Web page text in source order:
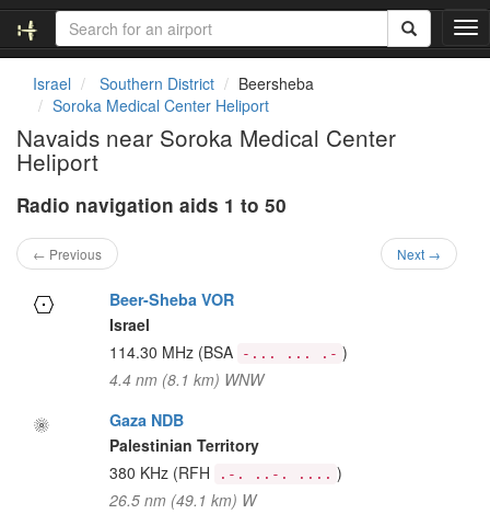
T
o
Israel Southern District
Beersheba
Soroka Medical Center Heliport
Navaids near Soroka Medical Center
Heliport
Radio navigation aids 1 to 50
← Previous Next →
Beer-Sheba VOR
Israel
114.30 MHz (BSA -... ... .- )
4.4 nm (8.1 km) WNW
Gaza NDB
Palestinian Territory
380 KHz (RFH .-. ..-. .... )
26.5 nm (49.1 km) W